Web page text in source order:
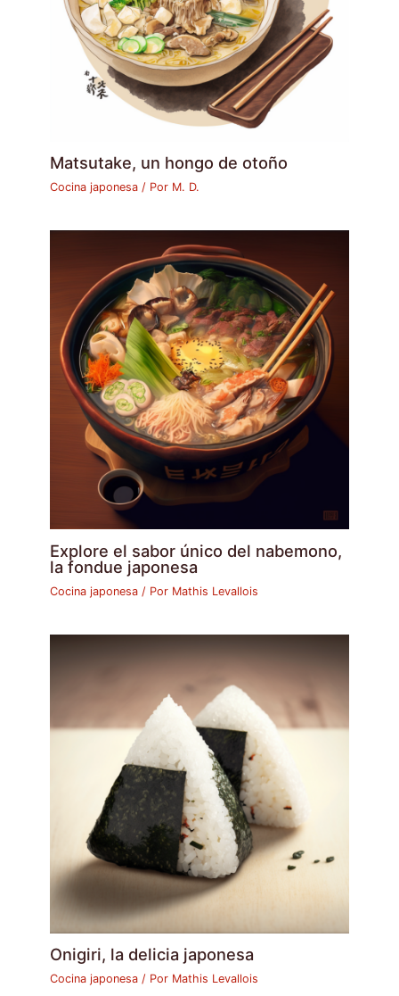
Matsutake, un hongo de otoño
Cocina japonesa / Por M. D.
Explore el sabor único del nabemono,
la fondue japonesa
Cocina japonesa / Por Mathis Levallois
Onigiri, la delicia japonesa
Cocina japonesa / Por Mathis Levallois